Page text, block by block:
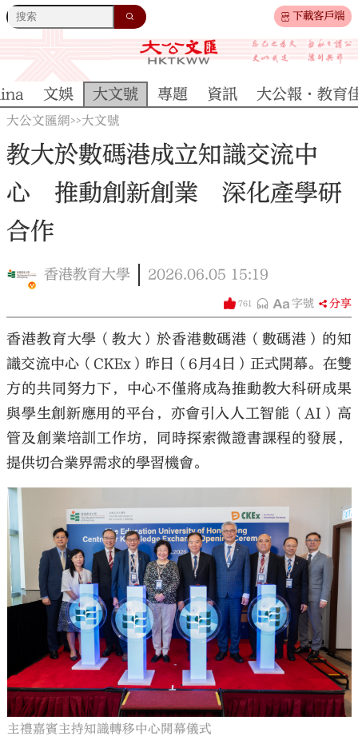
下載客戶端
大公文匯
文娛 大文號 專題 資訊 大公報·教育
大公文匯網>>大文號
教大於數碼港成立知識交流中
心 推動創新創業 深化產學研
合作
香港教育大學 2026.06.05 15:19
761 字號 分享
香港教育大學（教大）於香港數碼港（數碼港）的知
識交流中心（CKEx）昨日（6月4日）正式開幕。在雙
方的共同努力下，中心不僅將成為推動教大科研成果
與學生創新應用的平台，亦會引入人工智能（AI）高
管及創業培訓工作坊，同時探索微證書課程的發展，
提供切合業界需求的學習機會。
主禮嘉賓主持知識轉移中心開幕儀式